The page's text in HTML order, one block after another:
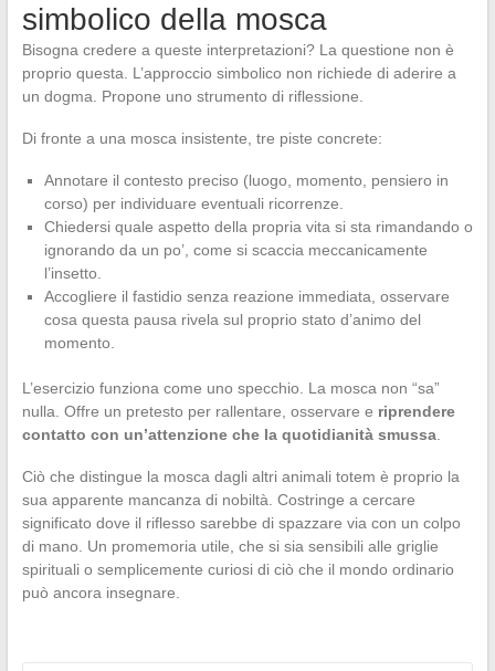
simbolico della mosca
Bisogna credere a queste interpretazioni? La questione non è
proprio questa. L’approccio simbolico non richiede di aderire a
un dogma. Propone uno strumento di riflessione.
Di fronte a una mosca insistente, tre piste concrete:
Annotare il contesto preciso (luogo, momento, pensiero in
corso) per individuare eventuali ricorrenze.
Chiedersi quale aspetto della propria vita si sta rimandando o
ignorando da un po’, come si scaccia meccanicamente
l’insetto.
Accogliere il fastidio senza reazione immediata, osservare
cosa questa pausa rivela sul proprio stato d’animo del
momento.
L’esercizio funziona come uno specchio. La mosca non “sa”
nulla. Offre un pretesto per rallentare, osservare e riprendere
contatto con un’attenzione che la quotidianità smussa.
Ciò che distingue la mosca dagli altri animali totem è proprio la
sua apparente mancanza di nobiltà. Costringe a cercare
significato dove il riflesso sarebbe di spazzare via con un colpo
di mano. Un promemoria utile, che si sia sensibili alle griglie
spirituali o semplicemente curiosi di ciò che il mondo ordinario
può ancora insegnare.